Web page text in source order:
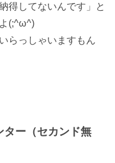
得してないんです」と
(;^ω^)
らっしゃいますもん
ー（セカンド無